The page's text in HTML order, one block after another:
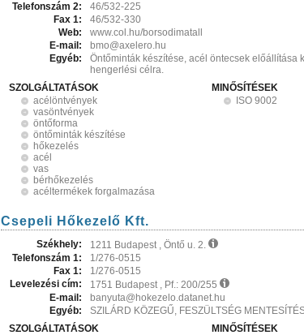
Telefonszám 2:
46/532-225
Fax 1:
46/532-330
Web:
www.col.hu/borsodimatall
E-mail:
bmo@axelero.hu
Egyéb:
Öntőminták készítése, acél öntecsek előállítása
hengerlési célra.
SZOLGÁLTATÁSOK
acélöntvények
vasöntvények
öntőforma
öntőminták készítése
hőkezelés
acél
vas
bérhőkezelés
acéltermékek forgalmazása
MINŐSÍTÉSEK
ISO 9002
Csepeli Hőkezelő Kft.
Székhely:
1211 Budapest , Öntő u. 2.
Telefonszám 1:
1/276-0515
Fax 1:
1/276-0515
Levelezési cím:
1751 Budapest , Pf.: 200/255
E-mail:
banyuta@hokezelo.datanet.hu
Egyéb:
SZILÁRD KÖZEGŰ, FESZÜLTSÉG
SZOLGÁLTATÁSOK
MINŐSÍTÉSEK